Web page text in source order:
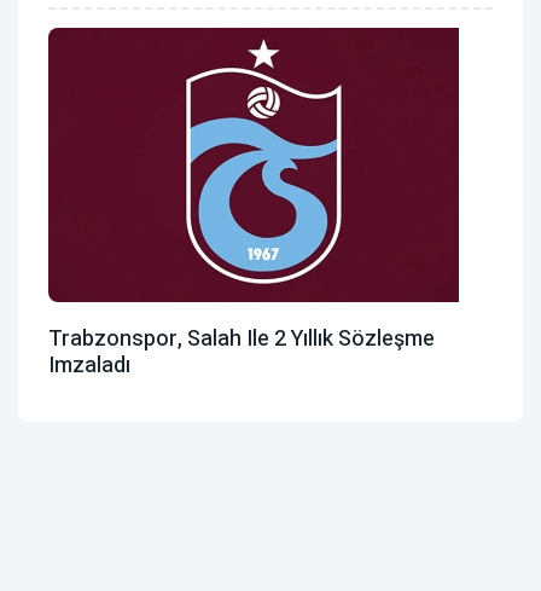
Trabzonspor, Salah Ile 2 Yıllık Sözleşme
Imzaladı